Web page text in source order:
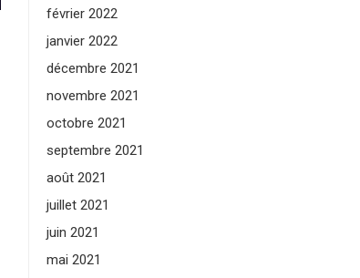
février 2022
janvier 2022
décembre 2021
novembre 2021
octobre 2021
septembre 2021
août 2021
juillet 2021
juin 2021
mai 2021